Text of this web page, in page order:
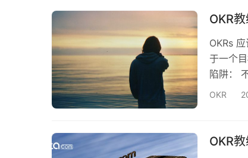
OKR
OKRs
于一个
陷阱：
者如果
OKRs
OKR
OKR